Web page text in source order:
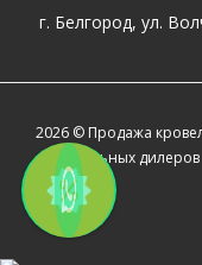
г. Белгород, ул.
2026 © Продажа
официальных дилеров